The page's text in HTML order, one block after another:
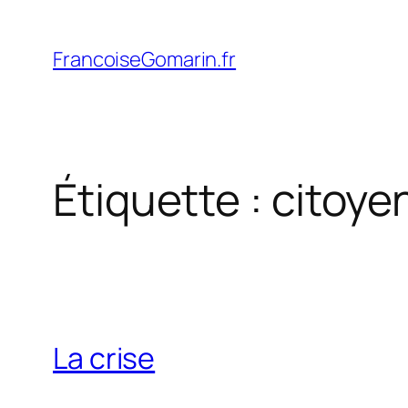
contenu
FrancoiseGomarin.fr
Étiquette :
La crise